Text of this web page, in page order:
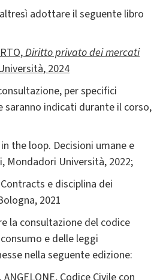
adottare il seguente libro
Diritto privato dei mercati
2024
per specifici
saranno indicati durante il corso,
the loop. Decisioni umane e
Mondadori Università, 2022;
e disciplina dei
2021
la consultazione del codice
e delle leggi
nella seguente edizione: